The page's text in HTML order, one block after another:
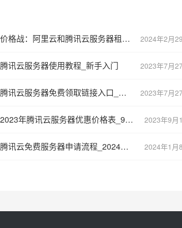
2024年2月
价格战：阿里云和腾讯云服务器租用价格对比，全面PK！
2023年7月
腾讯云服务器使用教程_新手入门
2023年7月
腾讯云服务器免费领取链接入口_早9点开抢
2023年9月
2023年腾讯云服务器优惠价格表_9月更新金秋上云季活动
2024年1月
腾讯云免费服务器申请流程_2024新版亲测教程